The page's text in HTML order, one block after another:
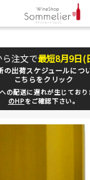
注文で最短8月9日(
の出荷スケジュールにつ
こちらをクリック
の配送に遅れが生じてお
のHPをご確認下さい。